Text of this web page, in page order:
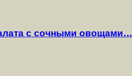
с сочными овощами…